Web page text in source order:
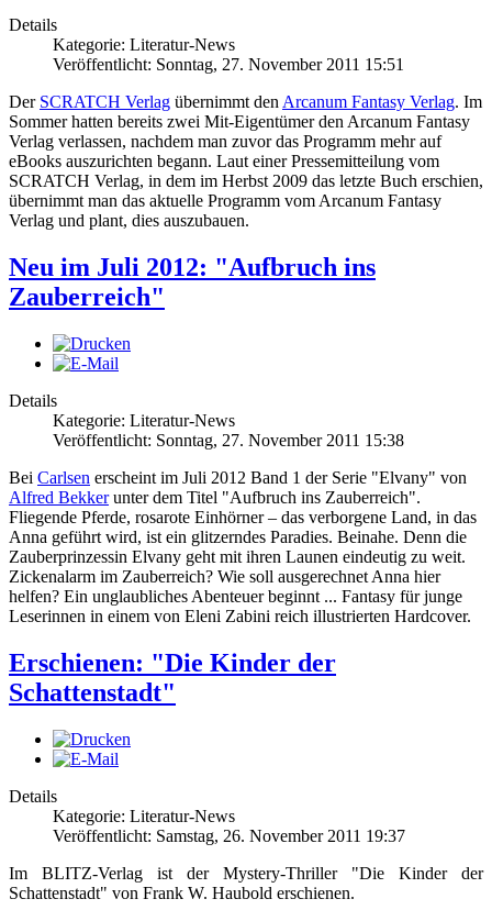
Details
Kategorie: Literatur-News
Veröffentlicht: Sonntag, 27. November 2011 15:51
Der SCRATCH Verlag übernimmt denArcanum Fantasy Verlag. Im
Sommer hatten bereits zwei Mit-Eigentümer den Arcanum Fantasy
Verlag verlassen, nachdem man zuvor das Programm mehr auf
eBooks auszurichten begann. Laut einer Pressemitteilung vom
SCRATCH Verlag, in dem im Herbst 2009 das letzte Buch erschien,
übernimmt man das aktuelle Programm vom Arcanum Fantasy
Verlag und plant, dies auszubauen.
Neu im Juli 2012: "Aufbruch ins
Zauberreich"
Details
Kategorie: Literatur-News
Veröffentlicht: Sonntag, 27. November 2011 15:38
Bei Carlsen erscheint im Juli 2012 Band 1 der Serie "Elvany" von
Alfred Bekkerunter dem Titel "Aufbruch ins Zauberreich".
Fliegende Pferde, rosarote Einhörner – das verborgene Land, in das
Anna geführt wird, ist ein glitzerndes Paradies. Beinahe. Denn die
Zauberprinzessin Elvany geht mit ihren Launen eindeutig zu weit.
Zickenalarm im Zauberreich? Wie soll ausgerechnet Anna hier
helfen? Ein unglaubliches Abenteuer beginnt ... Fantasy für junge
Leserinnen in einem von Eleni Zabini reich illustrierten Hardcover.
Erschienen: "Die Kinder der
Schattenstadt"
Details
Kategorie: Literatur-News
Veröffentlicht: Samstag, 26. November 2011 19:37
Im BLITZ-Verlag ist der Mystery-Thriller "Die Kinder der
Schattenstadt" von Frank W. Haubold erschienen.